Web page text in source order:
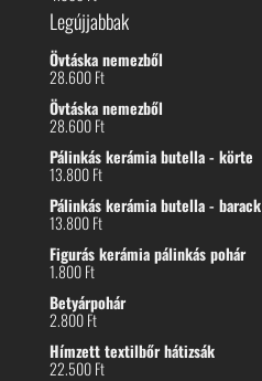
Legújjabbak
Övtáska nemezből
28.600Ft
Övtáska nemezből
28.600Ft
Pálinkás kerámia butella - körte
13.800Ft
Pálinkás kerámia butella - barack
13.800Ft
Figurás kerámia pálinkás pohár
1.800Ft
Betyárpohár
2.800Ft
Hímzett textilbőr hátizsák
22.500Ft